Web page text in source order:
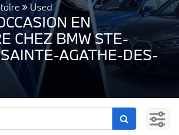
Used
EN
CHEZ BMW STE-
AGATHE-DES-